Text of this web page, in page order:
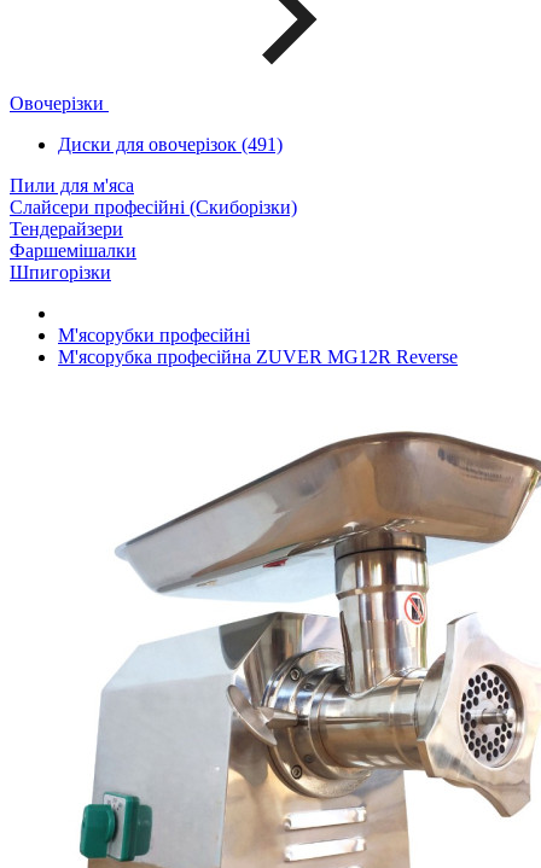
Овочерізки
Диски для овочерізок (491)
Пили для м'яса
Слайсери професійні (Скиборізки)
Тендерайзери
Фаршемішалки
Шпигорізки
М'ясорубки професійні
М'ясорубка професійна ZUVER MG12R Reverse